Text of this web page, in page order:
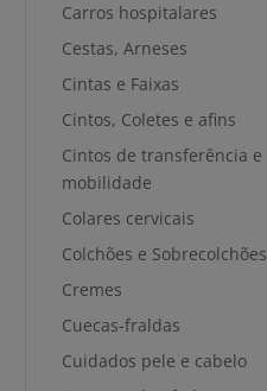
Carros hospitalares
Cestas, Arneses
Cintas e Faixas
Cintos, Coletes e afins
Cintos de transferência e
mobilidade
Colares cervicais
Colchões e Sobrecolchões
Cremes
Cuecas-fraldas
Cuidados pele e cabelo